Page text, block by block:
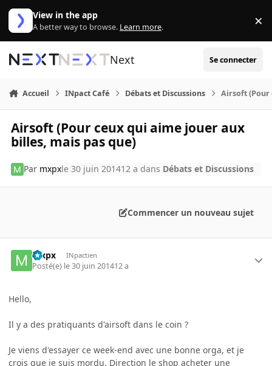
Aller au contenu
View in the app
A better way to browse. Learn more. ×
Next Se connecter
Accueil INpact Café Débats et Discussions Airsoft (Pour
Airsoft (Pour ceux qui aime jouer aux
billes, mais pas que)
Par mxpxle 30 juin 201412 a dans Débats et Discussions
Commencer un nouveau sujet
mxpx INpactien
Posté(e) le 30 juin 201412 a
Hello,
Il y a des pratiquants d'airsoft dans le coin ?
Je viens d'essayer ce week-end avec une bonne orga, et je
crois que je suis mordu. Direction le shop acheter une